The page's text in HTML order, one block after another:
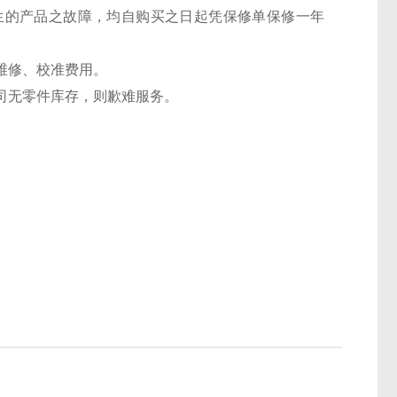
品之故障，均自购买之日起凭保修单保修一年
、校准费用。
零件库存，则歉难服务。